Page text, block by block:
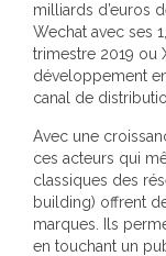
milliards d’euros
Wechat avec ses
trimestre 2019 ou
développement
canal de
Avec une
ces acteurs qui
classiques des
building) offrent
marques. Ils
en touchant un